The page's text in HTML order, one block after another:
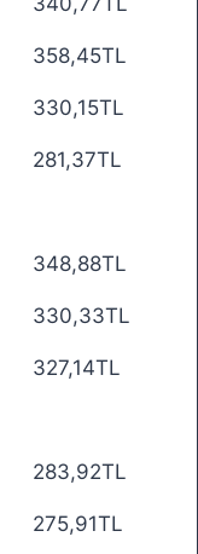
358,45TL
330,15TL
281,37TL
348,88TL
330,33TL
327,14TL
283,92TL
275,91TL